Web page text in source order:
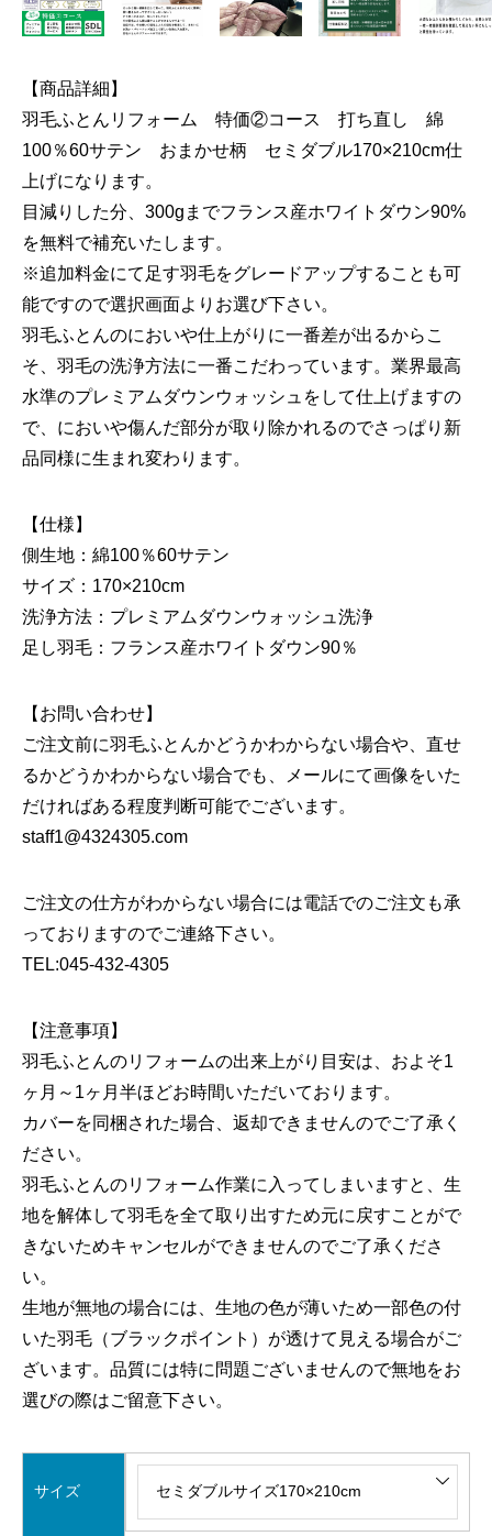
【商品詳細】
羽毛ふとんリフォーム 特価②コース 打ち直し 綿
100％60サテン おまかせ柄 セミダブル170×210cm仕
上げになります。
目減りした分、300gまでフランス産ホワイトダウン90%
を無料で補充いたします。
※追加料金にて足す羽毛をグレードアップすることも可
能ですので選択画面よりお選び下さい。
羽毛ふとんのにおいや仕上がりに一番差が出るからこ
そ、羽毛の洗浄方法に一番こだわっています。業界最高
水準のプレミアムダウンウォッシュをして仕上げますの
で、においや傷んだ部分が取り除かれるのでさっぱり新
品同様に生まれ変わります。
【仕様】
側生地：綿100％60サテン
サイズ：170×210cm
洗浄方法：プレミアムダウンウォッシュ洗浄
足し羽毛：フランス産ホワイトダウン90％
【お問い合わせ】
ご注文前に羽毛ふとんかどうかわからない場合や、直せ
るかどうかわからない場合でも、メールにて画像をいた
だければある程度判断可能でございます。
staff1@4324305.com
ご注文の仕方がわからない場合には電話でのご注文も承
っておりますのでご連絡下さい。
TEL:045-432-4305
【注意事項】
羽毛ふとんのリフォームの出来上がり目安は、およそ1
ヶ月～1ヶ月半ほどお時間いただいております。
カバーを同梱された場合、返却できませんのでご了承く
ださい。
羽毛ふとんのリフォーム作業に入ってしまいますと、生
地を解体して羽毛を全て取り出すため元に戻すことがで
きないためキャンセルができませんのでご了承くださ
い。
生地が無地の場合には、生地の色が薄いため一部色の付
いた羽毛（ブラックポイント）が透けて見える場合がご
ざいます。品質には特に問題ございませんので無地をお
選びの際はご留意下さい。
サイズ